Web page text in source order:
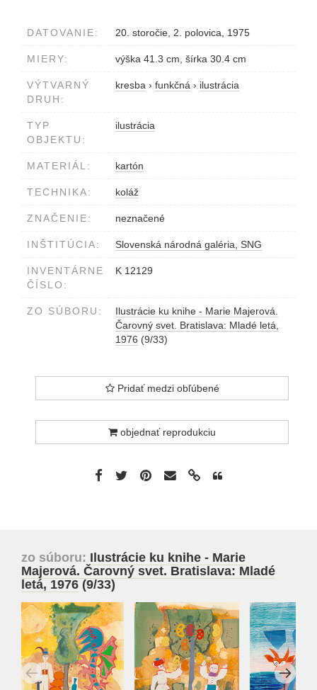
DATOVANIE: 20. storočie, 2. polovica, 1975
MIERY: výška 41.3 cm, šírka 30.4 cm
VÝTVARNÝ
DRUH:
kresba › funkčná › ilustrácia
TYP
OBJEKTU:
ilustrácia
MATERIÁL: kartón
TECHNIKA: koláž
ZNAČENIE: neznačené
INŠTITÚCIA: Slovenská národná galéria, SNG
INVENTÁRNE
ČÍSLO:
K 12129
ZO SÚBORU:
Ilustrácie ku knihe - Marie Majerová.
Čarovný svet. Bratislava: Mladé letá,
1976 (9/33)
Pridať medzi obľúbené
objednať reprodukciu
zo súboru: Ilustrácie ku knihe - Marie
Majerová. Čarovný svet. Bratislava: Mladé
letá, 1976 (9/33)